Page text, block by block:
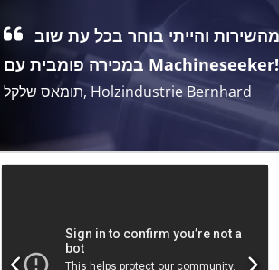
במכירה פומבית עם Machineseeker!
תומאס שלקל, Holzindustrie Bernhard